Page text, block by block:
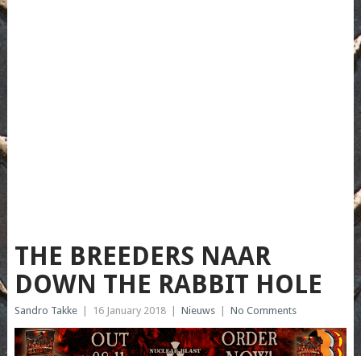
THE BREEDERS NAAR
DOWN THE RABBIT HOLE
Sandro Takke 16 January 2018 Nieuws No Comments